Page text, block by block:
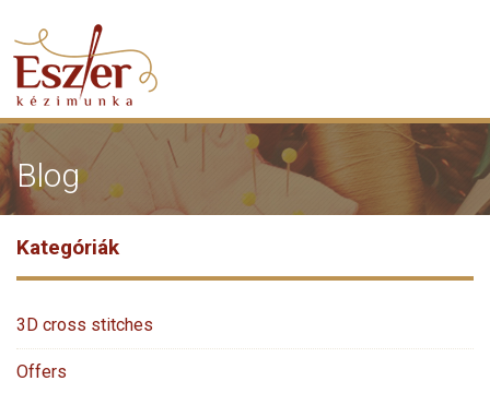
Blog
Kategóriák
3D cross stitches
Offers